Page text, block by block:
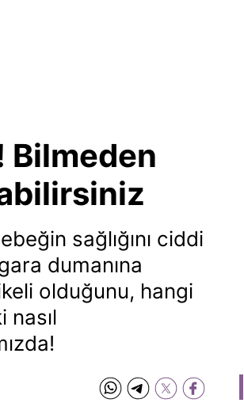
Bilmeden
sağlığını ciddi
dumanına
olduğunu, hangi